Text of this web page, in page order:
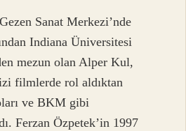
Sanat Merkezi’nde
Indiana Üniversitesi
mezun olan Alper Kul,
filmlerde rol aldıktan
ve BKM gibi
Ferzan Özpetek’in 1997